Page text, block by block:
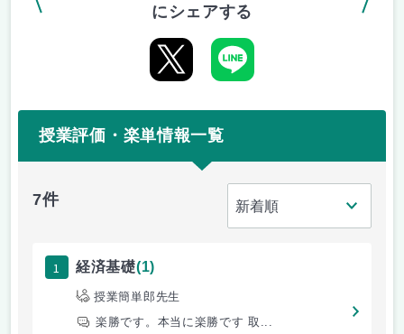
にシェアする
授業評価・楽単情報一覧
7件
1 経済基礎(1)
授業簡単郎先生
楽勝です。本当に楽勝です 取...